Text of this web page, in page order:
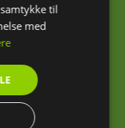
der trygt
spirende
drøm
til
med